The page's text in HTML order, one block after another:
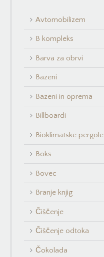
Avtomobilizem
B kompleks
Barva za obrvi
Bazeni
Bazeni in oprema
Billboardi
Bioklimatske pergole
Boks
Bovec
Branje knjig
Čiščenje
Čiščenje odtoka
Čokolada